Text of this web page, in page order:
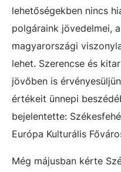
lehetőségekben nincs
polgáraink jövedelmei,
magyarországi
lehet. Szerencse és
jövőben is
értékeit ünnepi
bejelentette:
Európa Kulturális
Még májusban kérte